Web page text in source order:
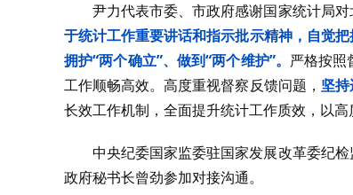
尹力代表市委、市政府感谢国家统计局
于统计工作重要讲话和指示批示精神，自觉
拥护“两个确立”、做到“两个维护”。 严格按照
工作顺畅高效。高度重视督察反馈问题， 坚
长效工作机制，全面提升统计工作质效，以高
中央纪委国家监委驻国家发展改革委纪
政府秘书长曾劲参加对接沟通。